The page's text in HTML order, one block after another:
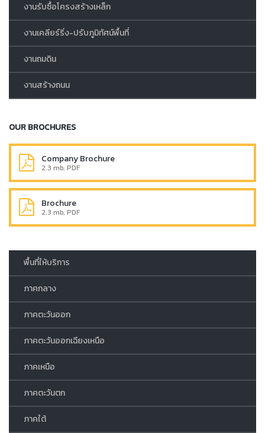
งานรับซื้อโครงสร้างเหล็ก
งานเคลียร์ริ่ง-ปรับภูมิทัศน์พื้นที่
งานถมดิน
งานสร้างถนน
OUR BROCHURES
Company Brochure
2.3 mb, PDF
Brochure
2.3 mb, PDF
พื้นที่ให้บริการ
ภาคกลาง
ภาคตะวันออก
ภาคตะวันออกเฉียงเหนือ
ภาคเหนือ
ภาคตะวันตก
ภาคใต้